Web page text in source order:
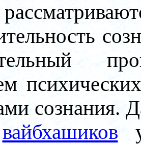
сознания.
вайбхашиков